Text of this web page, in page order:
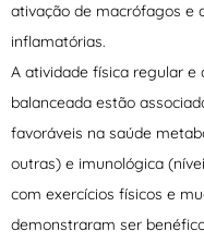
ativação de macrófagos e
inflamatórias.
A atividade física regular e
balanceada estão
favoráveis ​​na saúde
outras) e imunológica
com exercícios físicos e
demonstraram ser